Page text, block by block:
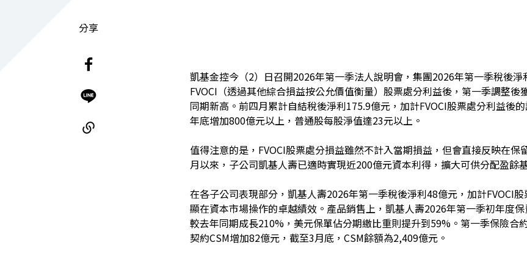
分享
凱基金控今（2）日召開2026年第一季法人說明會，集團2026年第一季稅後
FVOCI（透過其他綜合損益按公允價值衡量）股票處分利益後，第一季調整
同期新高。前四月累計自結稅後淨利175.9億元，加計FVOCI股票處分利益後
年底增加800億元以上，普通股每股淨值達23元以上。
值得注意的是，FVOCI股票處分損益雖然不計入當期損益，但會直接反映在
月以來，子公司凱基人壽已適時實現近200億元資本利得，擴大可供分配盈餘
在各子公司表現部分，凱基人壽2026年第一季稅後淨利48億元，加計FVOCI
顯在資本市場操作的卓越績效。產品銷售上，凱基人壽2026年第一季初年度
較去年同期成長210%，美元保單佔分期繳比重則提升到59%。第一季保險合
契約CSM增加82億元，截至3月底，CSM餘額為2,409億元。